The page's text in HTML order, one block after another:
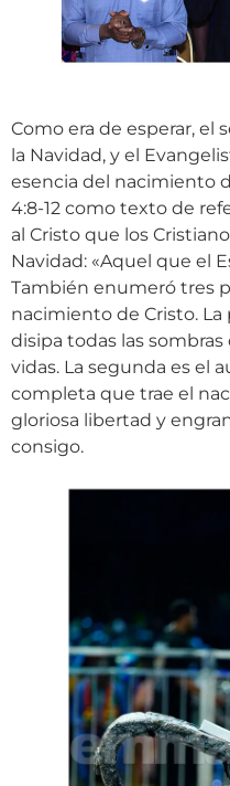
Como era de esperar, el
la Navidad, y el
esencia del nacimiento
4:8-12 como texto de
al Cristo que los
Navidad: «Aquel que el
También enumeró tres
nacimiento de Cristo. La
disipa todas las
vidas. La segunda es el
completa que trae el
gloriosa libertad y
consigo.